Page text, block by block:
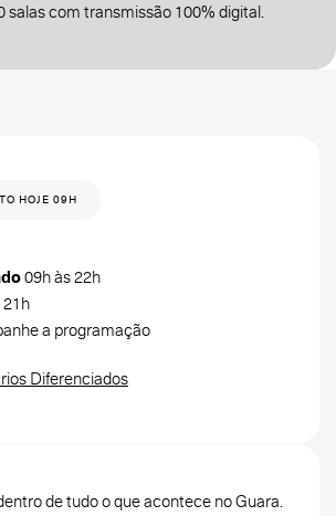
salas com transmissão 100% digital.
09H ÀS 22H
09h às 22h
21h
a programação
Diferenciados
de tudo o que acontece no Guara.